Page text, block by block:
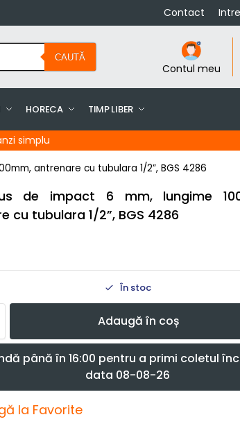
Contact
CAUTĂ
Contul meu
HORECA TIMP LIBER
simplu
antrenare cu tubulara 1/2”, BGS 4286
de impact 6 mm, lungime
cu tubulara 1/2”, BGS 4286
În stoc
Adaugă în coș
până în 16:00 pentru a primi coletul
data 08-08-26
la Favorite